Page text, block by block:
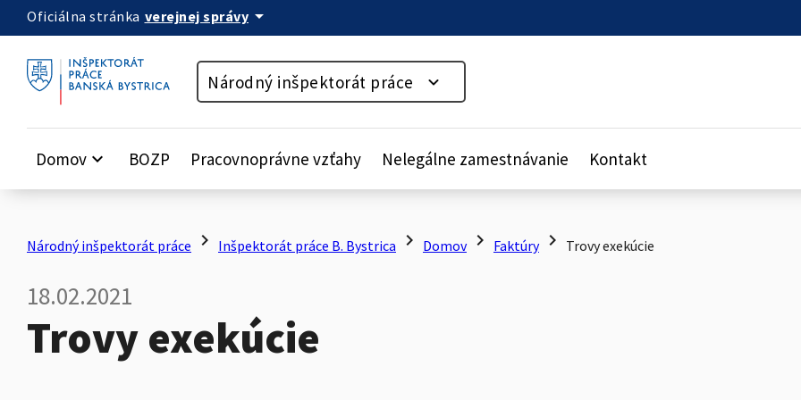
Preskočiť na obsah
Oficiálna stránka verejnej správy arrow_drop_down
Národný inšpektorát práce
Domov keyboard_arrow_down BOZP Pracovnoprávne vzťahy Nelegálne zamestnávanie Kontakt
Národný inšpektorát práce chevron_right Inšpektorát práce B. Bystrica chevron_right Domov chevron_right Faktúry chevron_right Trovy exekúcie
18.02.2021
Trovy exekúcie